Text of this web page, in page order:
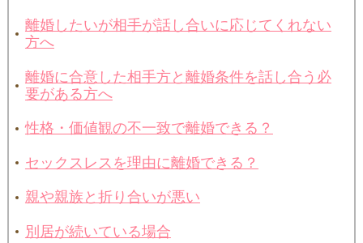
離婚したいが相手が話し合いに応じてくれない
方へ
離婚に合意した相手方と離婚条件を話し合う必
要がある方へ
性格・価値観の不一致で離婚できる？
セックスレスを理由に離婚できる？
親や親族と折り合いが悪い
別居が続いている場合